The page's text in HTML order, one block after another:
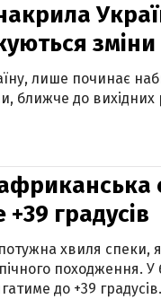
зміни
лише починає
ближче до вихідних
градусів
хвиля спеки,
походження. У
до +39 градусів.